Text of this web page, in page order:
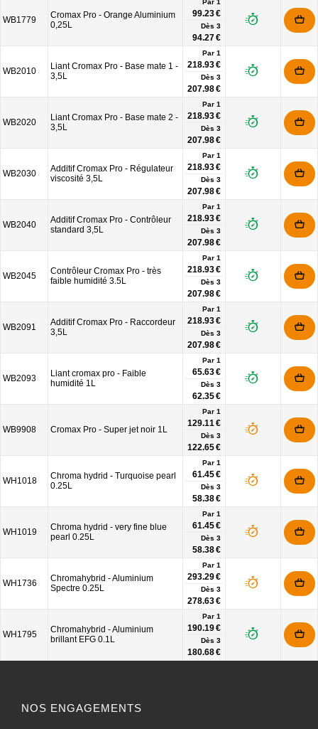
WB1779
Cromax Pro - Orange Aluminium
0,25L
Par 1
99.23 €
Dès 3
94.27 €
WB2010
Liant Cromax Pro - Base mate 1 -
3,5L
Par 1
218.93 €
Dès 3
207.98 €
WB2020
Liant Cromax Pro - Base mate 2 -
3,5L
Par 1
218.93 €
Dès 3
207.98 €
WB2030
Additif Cromax Pro - Régulateur
viscosité 3,5L
Par 1
218.93 €
Dès 3
207.98 €
WB2040
Additif Cromax Pro - Contrôleur
standard 3,5L
Par 1
218.93 €
Dès 3
207.98 €
WB2045
Contrôleur Cromax Pro - très
faible humidité 3.5L
Par 1
218.93 €
Dès 3
207.98 €
WB2091
Additif Cromax Pro - Raccordeur
3,5L
Par 1
218.93 €
Dès 3
207.98 €
WB2093
Liant cromax pro - Faible
humidité 1L
Par 1
65.63 €
Dès 3
62.35 €
WB9908 Cromax Pro - Super jet noir 1L
Par 1
129.11 €
Dès 3
122.65 €
WH1018
Chroma hydrid - Turquoise pearl
0.25L
Par 1
61.45 €
Dès 3
58.38 €
WH1019
Chroma hydrid - very fine blue
pearl 0.25L
Par 1
61.45 €
Dès 3
58.38 €
WH1736
Chromahybrid - Aluminium
Spectre 0.25L
Par 1
293.29 €
Dès 3
278.63 €
WH1795
Chromahybrid - Aluminium
brillant EFG 0.1L
Par 1
190.19 €
Dès 3
180.68 €
NOS ENGAGEMENTS